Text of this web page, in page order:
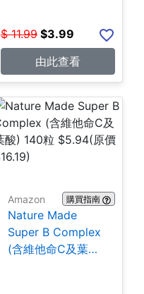
$ 11.99 $3.99
由此查看
Amazon 購買指南
Nature Made
Super B Complex
(含維他命C及葉酸)